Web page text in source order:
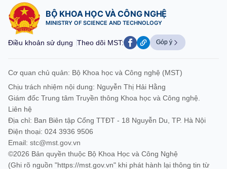
BỘ KHOA HỌC VÀ CÔNG NGHỆ
MINISTRY OF SCIENCE AND TECHNOLOGY
Điều khoản sử dụng Theo dõi MST: Góp ý
Cơ quan chủ quản: Bộ Khoa học và Công nghệ (MST)
Chịu trách nhiệm nội dung: Nguyễn Thị Hải Hằng
Giám đốc Trung tâm Truyền thông Khoa học và Công nghệ.
Liên hệ
Địa chỉ: Ban Biên tập Cổng TTĐT - 18 Nguyễn Du, TP. Hà Nội
Điện thoại: 024 3936 9506
Email: stc@mst.gov.vn
©2026 Bản quyền thuộc Bộ Khoa Học và Công Nghệ
(Ghi rõ nguồn "https://mst.gov.vn" khi phát hành lại thông tin từ